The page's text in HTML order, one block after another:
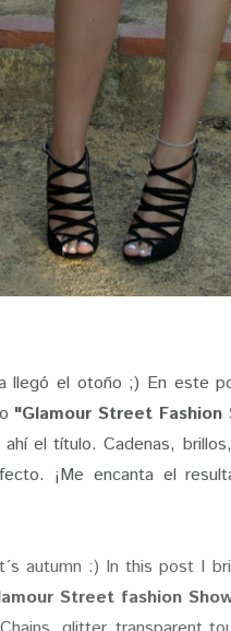
llegó el otoño ;) En este
"Glamour Street Fashion
el título. Cadenas,
¡Me encanta el
autumn :) In this post I
Street fashion